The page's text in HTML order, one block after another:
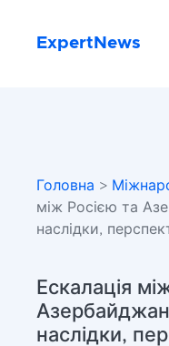
ExpertNews
Головна >
між Росією та
наслідки,
Ескалація
наслідки,